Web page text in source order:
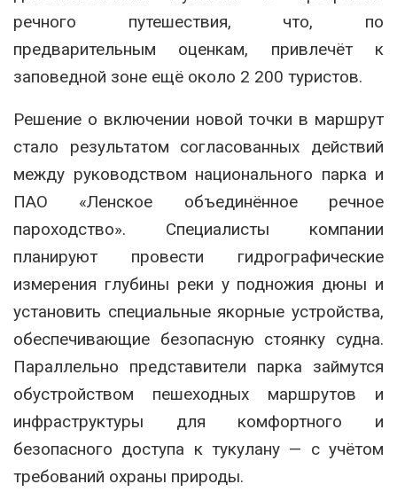
речного путешествия, что, по
предварительным оценкам, привлечёт к
заповедной зоне ещё около 2 200 туристов.
Решение о включении новой точки в маршрут
стало результатом согласованных действий
между руководством национального парка и
ПАО «Ленское объединённое речное
пароходство». Специалисты компании
планируют провести гидрографические
измерения глубины реки у подножия дюны и
установить специальные якорные устройства,
обеспечивающие безопасную стоянку судна.
Параллельно представители парка займутся
обустройством пешеходных маршрутов и
инфраструктуры для комфортного и
безопасного доступа к тукулану — с учётом
требований охраны природы.